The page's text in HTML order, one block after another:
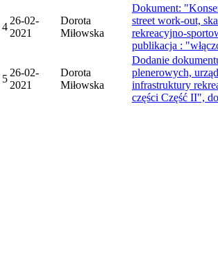
4
26-02-
2021
Dorota
Miłowska
Dokument:
street work-out,
rekreacyjno-
publikacja :
5
26-02-
2021
Dorota
Miłowska
Dodanie
plenerowych,
infrastruktury
części Część II",